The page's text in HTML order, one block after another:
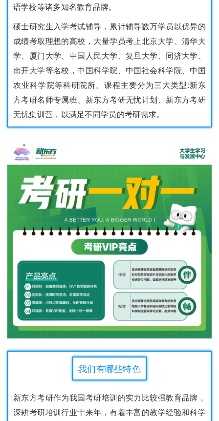
语学校等诸多知名教育品牌。
硕士研究生入学考试辅导，累计辅导数万学员以优异的
成绩考取理想的高校，大量学员考上北京大学、清华大
学、厦门大学、中国人民大学、复旦大学、同济大学、
南开大学等名校，中国科学院、中国社会科学院、中国
农业科学院等科研院所。课程主要分为三大类型:新东
方考研名师专属班、新东方考研无忧计划、新东方考研
无忧集训营，以满足不同学员的考研需求。
我们有哪些特色
新东方考研作为我国考研培训的实力比较强教育品牌，
深耕考研培训行业十来年，有着丰富的教学经验和科学